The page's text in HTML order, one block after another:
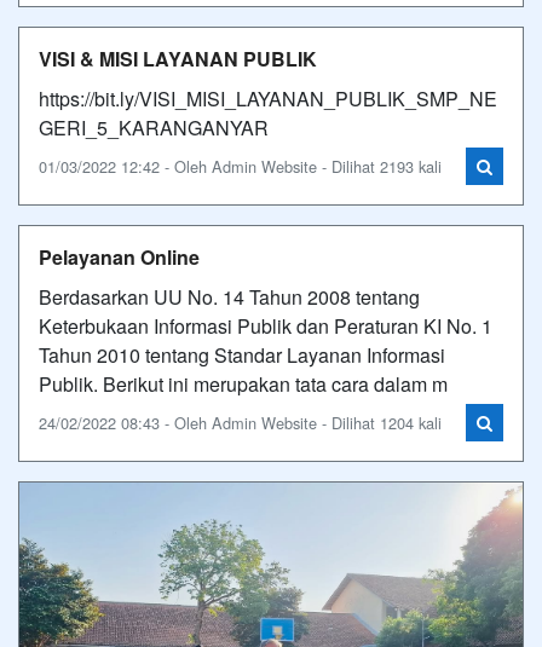
VISI & MISI LAYANAN PUBLIK
https://bit.ly/VISI_MISI_LAYANAN_PUBLIK_SMP_NE
GERI_5_KARANGANYAR
01/03/2022 12:42 - Oleh Admin Website - Dilihat 2193 kali
Pelayanan Online
Berdasarkan UU No. 14 Tahun 2008 tentang
Keterbukaan Informasi Publik dan Peraturan KI No. 1
Tahun 2010 tentang Standar Layanan Informasi
Publik. Berikut ini merupakan tata cara dalam m
24/02/2022 08:43 - Oleh Admin Website - Dilihat 1204 kali